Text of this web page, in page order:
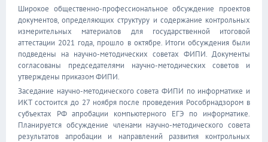
Широкое общественно-профессиональное обсуждение проектов
документов, определяющих структуру и содержание контрольных
измерительных материалов для государственной итоговой
аттестации 2021 года, прошло в октябре. Итоги обсуждения были
подведены на научно-методических советах ФИПИ. Документы
согласованы председателями научно-методических советов и
утверждены приказом ФИПИ.
Заседание научно-методического совета ФИПИ по информатике и
ИКТ состоится до 27 ноября после проведения Рособрнадзором в
субъектах РФ апробации компьютерного ЕГЭ по информатике.
Планируется обсуждение членами научно-методического совета
результатов апробации и направлений развития контрольных